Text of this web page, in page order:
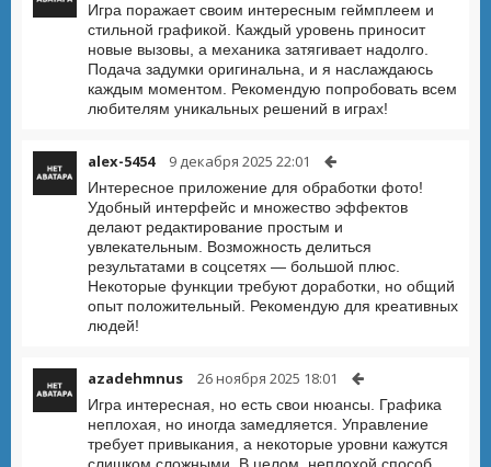
Игра поражает своим интересным геймплеем и
стильной графикой. Каждый уровень приносит
новые вызовы, а механика затягивает надолго.
Подача задумки оригинальна, и я наслаждаюсь
каждым моментом. Рекомендую попробовать всем
любителям уникальных решений в играх!
alex-5454 9 декабря 2025 22:01
Интересное приложение для обработки фото!
Удобный интерфейс и множество эффектов
делают редактирование простым и
увлекательным. Возможность делиться
результатами в соцсетях — большой плюс.
Некоторые функции требуют доработки, но общий
опыт положительный. Рекомендую для креативных
людей!
azadehmnus 26 ноября 2025 18:01
Игра интересная, но есть свои нюансы. Графика
неплохая, но иногда замедляется. Управление
требует привыкания, а некоторые уровни кажутся